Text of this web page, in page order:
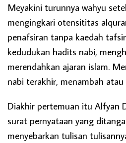
Meyakini turunnya wahyu
mengingkari otensititas
penafsiran tanpa kaedah
kedudukan hadits nabi,
merendahkan ajaran islam.
nabi terakhir, menambah
Diakhir pertemuan itu Alfyan
surat pernyataan yang
menyebarkan tulisan